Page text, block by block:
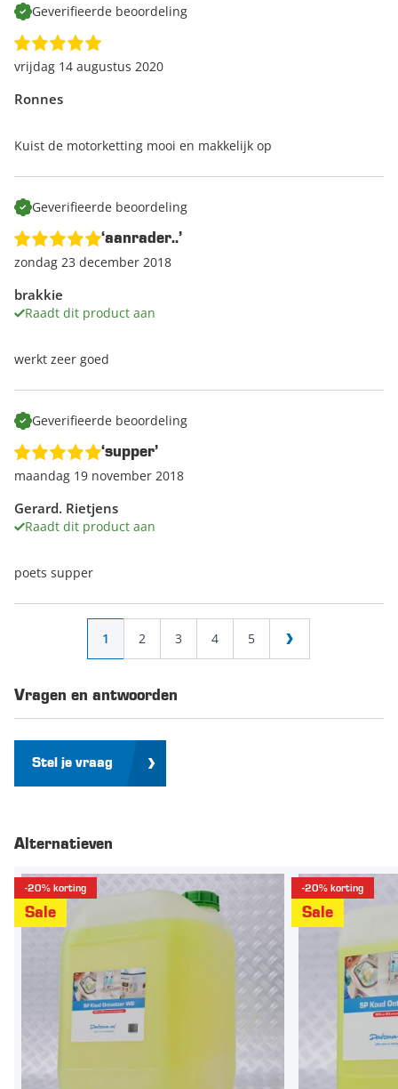
Geverifieerde beoordeling
Ronnes
vrijdag 14 augustus 2020
Kuist de motorketting mooi en makkelijk op
Geverifieerde beoordeling
brakkie
Raadt dit product aan
‘aanrader..’
zondag 23 december 2018
werkt zeer goed
Geverifieerde beoordeling
Gerard. Rietjens
Raadt dit product aan
‘supper’
maandag 19 november 2018
poets supper
U lees momenteel pagina
1 Pagina
2 Pagina
3 Pagina
4 Pagina
5 Pagina
Vragen en antwoorden
Stel je vraag
Alternatieven
-20% korting
Sale
-20% korting
Sale